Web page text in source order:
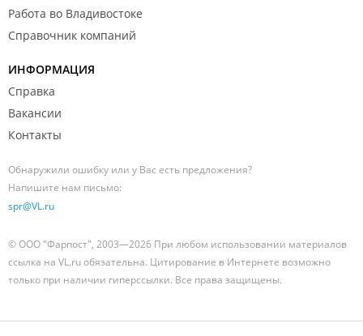
Работа во Владивостоке
Справочник компаний
ИНФОРМАЦИЯ
Справка
Вакансии
Контакты
Обнаружили ошибку или у Вас есть предложения?
Напишите нам письмо:
spr@VL.ru
© ООО "Фарпост", 2003—2026 При любом использовании материалов
ссылка на VL.ru обязательна. Цитирование в Интернете возможно
только при наличии гиперссылки. Все права защищены.